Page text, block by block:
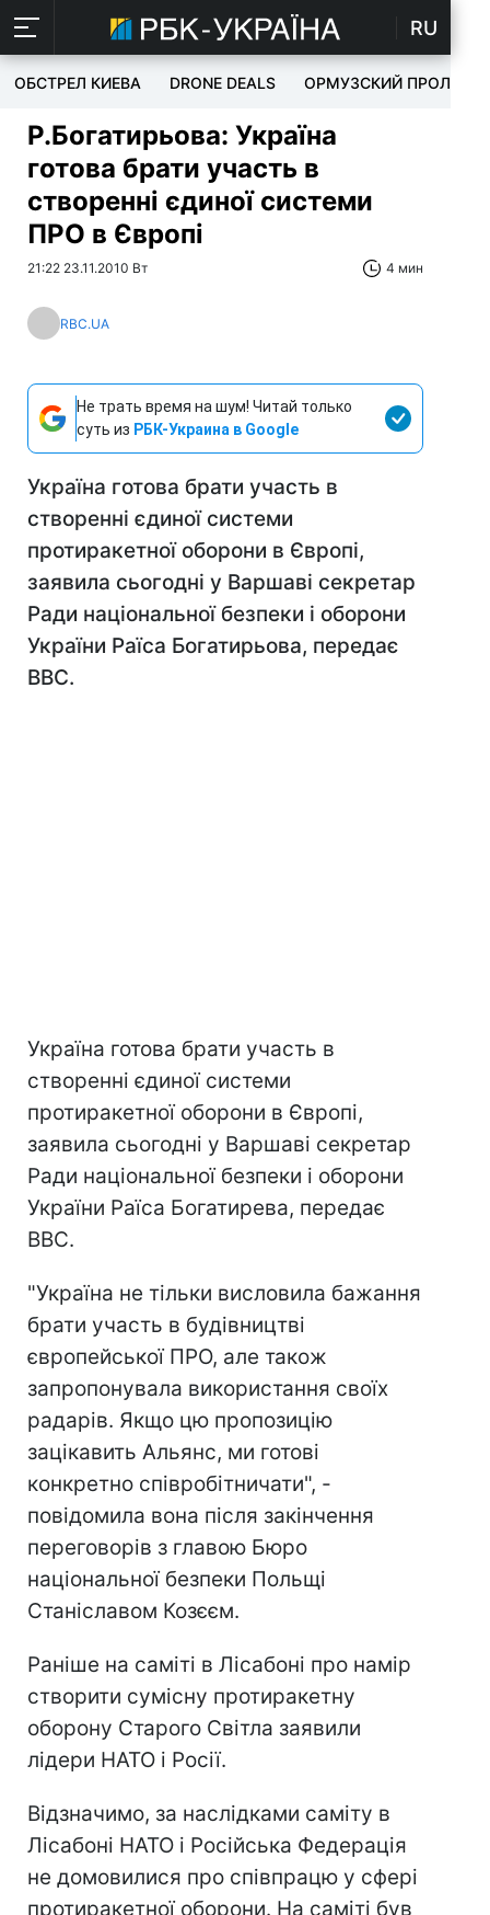
RU
ОБСТРЕЛ КИЕВА DRONE DEALS ОРМУЗСКИЙ ПРОЛИВ
Р.Богатирьова: Україна
готова брати участь в
створенні єдиної системи
ПРО в Європі
21:22 23.11.2010 Вт 4 мин
RBC.UA
Не трать время на шум! Читай только
суть из РБК-Украина в Google
Україна готова брати участь в
створенні єдиної системи
протиракетної оборони в Європі,
заявила сьогодні у Варшаві секретар
Ради національної безпеки і оборони
України Раїса Богатирьова, передає
ВВС.
Україна готова брати участь в
створенні єдиної системи
протиракетної оборони в Європі,
заявила сьогодні у Варшаві секретар
Ради національної безпеки і оборони
України Раїса Богатирева, передає
ВВС.
"Україна не тільки висловила бажання
брати участь в будівництві
європейської ПРО, але також
запропонувала використання своїх
радарів. Якщо цю пропозицію
зацікавить Альянс, ми готові
конкретно співробітничати", -
повідомила вона після закінчення
переговорів з главою Бюро
національної безпеки Польщі
Станіславом Козєєм.
Раніше на саміті в Лісабоні про намір
створити сумісну протиракетну
оборону Старого Світла заявили
лідери НАТО і Росії.
Відзначимо, за наслідками саміту в
Лісабоні НАТО і Російська Федерація
не домовилися про співпрацю у сфері
протиракетної оборони. На саміті був